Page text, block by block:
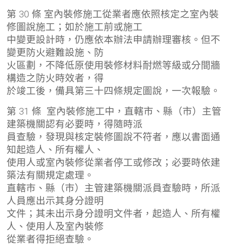
第 30 條 室內裝修施工從業者應依照核定之室內裝
修圖說施工；如於施工前或施工
中變更設計時，仍應依本辦法申請辦理審核。但不
變更防火避難設施、防
火區劃，不降低原使用裝修材料耐燃等級或分間牆
構造之防火時效者，得
於竣工後，備具第三十四條規定圖說，一次報驗。
第 31 條 室內裝修施工中，直轄市、縣（市）主管
建築機關認有必要時，得隨時派
員查驗，發現與核定裝修圖說不符者，應以書面通
知起造人、所有權人、
使用人或室內裝修從業者停工或修改；必要時依建
築法有關規定處理。
直轄市、縣（市）主管建築機關派員查驗時，所派
人員應出示其身分證明
文件；其未出示身分證明文件者，起造人、所有權
人、使用人及室內裝修
從業者得拒絕查驗。